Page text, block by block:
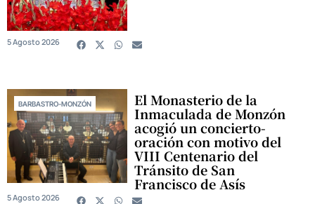
5 Agosto 2026
BARBASTRO-MONZÓN El Monasterio de la
Inmaculada de Monzón
acogió un concierto-
oración con motivo del
VIII Centenario del
Tránsito de San
Francisco de Asís
5 Agosto 2026